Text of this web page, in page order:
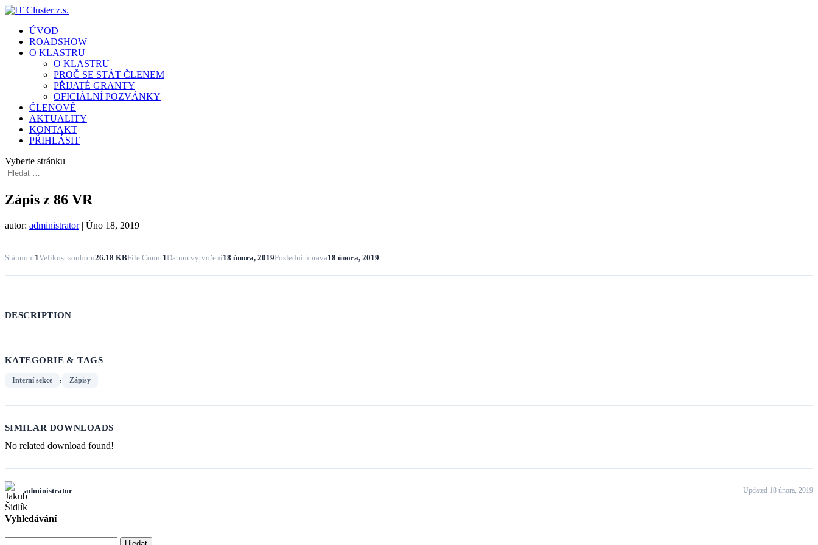
ÚVOD
ROADSHOW
O KLASTRU
O KLASTRU
PROČ SE STÁT ČLENEM
PŘIJATÉ GRANTY
OFICIÁLNÍ POZVÁNKY
ČLENOVÉ
AKTUALITY
KONTAKT
PŘIHLÁSIT
Vyberte stránku
Zápis z 86 VR
autor: administrator| Úno 18, 2019
Stáhnout1Velikost souboru26.18 KBFile Count1Datum vytvoření18 února, 2019Poslední úprava18 února, 2019
DESCRIPTION
KATEGORIE & TAGS
Interní sekce , Zápisy
SIMILAR DOWNLOADS
No related download found!
administrator Updated 18 února, 2019
Vyhledávání